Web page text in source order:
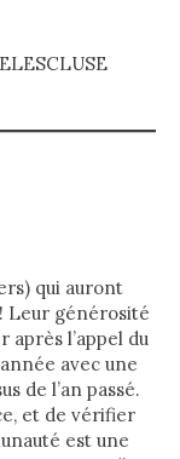
qui auront
Leur générosité
après l’appel du
avec une
de l’an passé.
et de vérifier
est une